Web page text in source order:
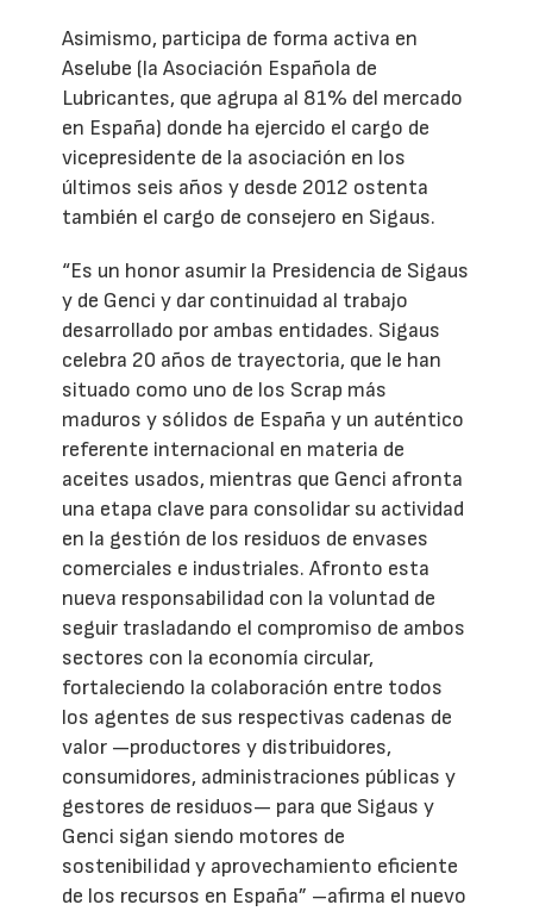
Asimismo, participa de forma activa en
Aselube (la Asociación Española de
Lubricantes, que agrupa al 81% del mercado
en España) donde ha ejercido el cargo de
vicepresidente de la asociación en los
últimos seis años y desde 2012 ostenta
también el cargo de consejero en Sigaus.
“Es un honor asumir la Presidencia de Sigaus
y de Genci y dar continuidad al trabajo
desarrollado por ambas entidades. Sigaus
celebra 20 años de trayectoria, que le han
situado como uno de los Scrap más
maduros y sólidos de España y un auténtico
referente internacional en materia de
aceites usados, mientras que Genci afronta
una etapa clave para consolidar su actividad
en la gestión de los residuos de envases
comerciales e industriales. Afronto esta
nueva responsabilidad con la voluntad de
seguir trasladando el compromiso de ambos
sectores con la economía circular,
fortaleciendo la colaboración entre todos
los agentes de sus respectivas cadenas de
valor —productores y distribuidores,
consumidores, administraciones públicas y
gestores de residuos— para que Sigaus y
Genci sigan siendo motores de
sostenibilidad y aprovechamiento eficiente
de los recursos en España” –afirma el nuevo